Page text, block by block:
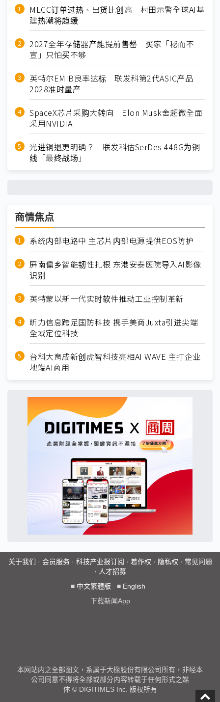
MLCC订单过热、出货比创高 村田示警全球AI基
建热潮将趋缓
2027全年存储器产能提前售罄 买家「秘而不
宣」只怕买不够
英特尔EMIB良率达标 联发科第2代ASIC产品
2028准时量产
SpaceX芯片采购大转向 Elon Musk舍超微全面
采用NVIDIA
光进铜退更明确？ 联发科估SerDes 448G为铜
线「最终战场」
商情焦点
系统内部电路中 主芯片内部电源提供EOS防护
屏南偏乡智能韧性扎根 东港安泰医院导入AI影像
识别
英特蒙以新一代实时软件推动工业控制革新
昕力信息跨足国防科技 携手美商Juxta引进尖端
全域定位科技
台科大育成新创虎智科技亮相AI WAVE 主打企业
地端AI商用
关于我们 · 会员服务· 科技产业报订阅 · 着作权 · 隐私权 · 常见问题
· 人才招募
■ 中文繁體版 ■ English
下载新闻App
本网站内之全部图文，系属于大椽股份有限公司所有，非经本
公司同意不得将全部或部分内容转载于任何形式之媒
体 © DIGITIMES Inc. 版权所有